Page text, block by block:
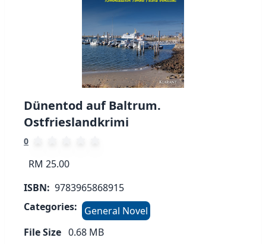
Dünentod auf Baltrum.
Ostfrieslandkrimi
0
RM 25.00
ISBN: 9783965868915
Categories:
General Novel
File Size 0.68 MB